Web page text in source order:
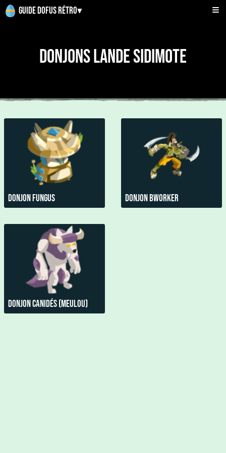
Guide Dofus Rétro▾
Donjons Lande Sidimote
Donjon Fungus Donjon Bworker
Donjon Canidés (Meulou)